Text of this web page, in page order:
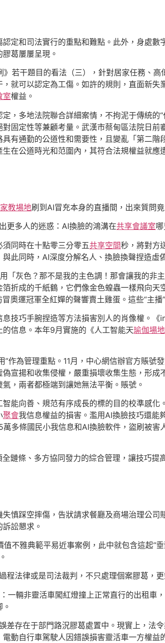
認定和司法實行的重點和難點。此外，身處
葛屢屢呈現。
若干題目的看法（三），針對居家任務、
就可以認定為工傷。如許的規則，直面新
室權益。
，多地法院聯合詳細案情，不拘泥于傳統的
固定性等兼顧考量。武漢市蔡甸區法院日前
有通勤的公道性和需要性，且變亂「第二
在公道時光和范圍內，其符合法規權益就應
家教場地刷到AI冒充本身的直播間，出來質問
更多人的迷惑：AI換臉的鴻溝在共享會議室哪
同時在十點零三分零五共享空間秒，將對方
此同時，AI深度分解名人、換臉換聲捏造虛
「灰色？那不是我的主色調！那會讓我的非
折成的千紙鶴，它們像金色蝗蟲一樣飛向
奧運冠軍全紅嬋的聲響賣土雞蛋。這些“主
技巧手腕捏造等方法損害別人的肖像權。
信息。本年9月實施的《人工智能天瑜伽場地
作為管理重點。11月，中心網信辦官方賬號
宣揚和收集侵權，嚴重損壞收集生態，形成
，兩者都極端到讓她無法平衡。賬號。
能向善、規范有序成長的標的目的校準感
聚會我信息權益的損害。濫用AI換臉技巧還能
萬多條國民小我信息和AI換臉軟件，盜刷被
鏈條、多方協同發力的綜合管理，讓技巧提
慎踩空摔傷，告狀請求餐廳及商場治理公
訟懇求。
不雅典範平易近事案例，此中就包含這起“
法律或是司法裁判，不只處理個案膠葛，
一輛非靈活車闖紅燈撞上正常直行的出租車
差存在于部門路況膠葛處置中。現實上，法
動自行車駕駛人因錯誤損害靈活車一方權